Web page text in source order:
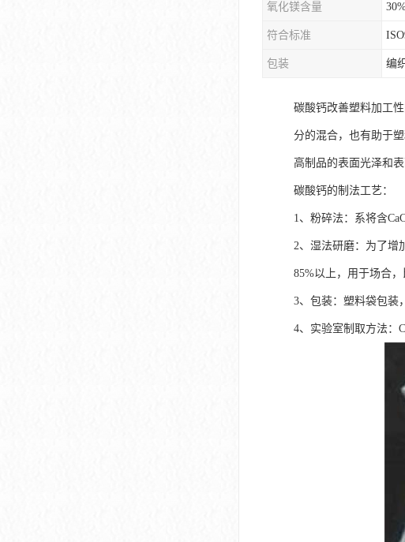
氧化镁含量
符合标准
包装 编
碳酸钙改善塑料加工
分的混合，也有助于
高制品的表面光泽和
碳酸钙的制法工艺：
1、粉碎法：系将含
2、湿法研磨：为了增
85%以上，用于场合，
3、包装：塑料袋包装
4、实验室制取方法：